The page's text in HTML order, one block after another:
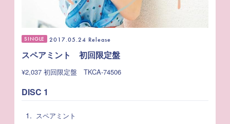
SINGLE 2017.05.24 Release
スペアミント 初回限定盤
¥2,037 初回限定盤 TKCA-74506
DISC 1
1. スペアミント